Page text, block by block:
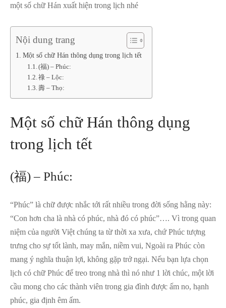
một số chữ Hán xuất hiện trong lịch nhé
Nội dung trang
Một số chữ Hán thông dụng trong lịch tết
(福) – Phúc:
祿 – Lộc:
壽 – Thọ:
Một số chữ Hán thông dụng
trong lịch tết
(福) – Phúc:
“Phúc” là chữ được nhắc tới rất nhiều trong đời sống hằng này:
“Con hơn cha là nhà có phúc, nhà đó có phúc”…. Vì trong quan
niệm của người Việt chúng ta từ thời xa xưa, chứ Phúc tượng
trưng cho sự tốt lành, may mắn, niềm vui, Ngoài ra Phúc còn
mang ý nghĩa thuận lợi, không gặp trở ngại. Nếu bạn lựa chọn
lịch có chữ Phúc để treo trong nhà thì nó như 1 lời chúc, một lời
cầu mong cho các thành viên trong gia đình được ấm no, hạnh
phúc, gia định êm ấm.